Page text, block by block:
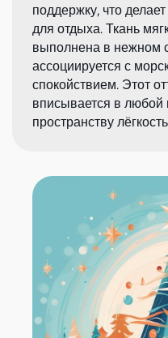
поддержку, что
для отдыха. Ткань
выполнена в нежном
ассоциируется с
спокойствием. Этот
вписывается в любой
пространству